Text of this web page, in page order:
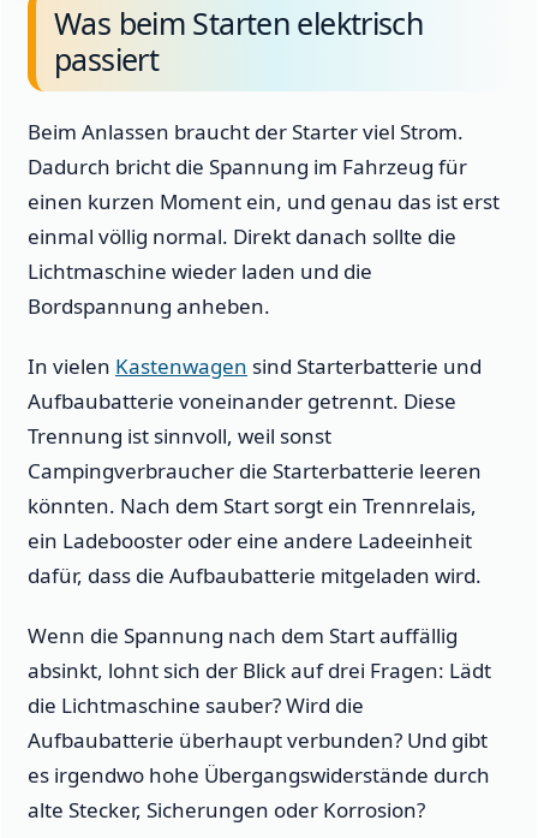
Was beim Starten elektrisch
passiert
Beim Anlassen braucht der Starter viel Strom.
Dadurch bricht die Spannung im Fahrzeug für
einen kurzen Moment ein, und genau das ist erst
einmal völlig normal. Direkt danach sollte die
Lichtmaschine wieder laden und die
Bordspannung anheben.
In vielen Kastenwagen sind Starterbatterie und
Aufbaubatterie voneinander getrennt. Diese
Trennung ist sinnvoll, weil sonst
Campingverbraucher die Starterbatterie leeren
könnten. Nach dem Start sorgt ein Trennrelais,
ein Ladebooster oder eine andere Ladeeinheit
dafür, dass die Aufbaubatterie mitgeladen wird.
Wenn die Spannung nach dem Start auffällig
absinkt, lohnt sich der Blick auf drei Fragen: Lädt
die Lichtmaschine sauber? Wird die
Aufbaubatterie überhaupt verbunden? Und gibt
es irgendwo hohe Übergangswiderstände durch
alte Stecker, Sicherungen oder Korrosion?